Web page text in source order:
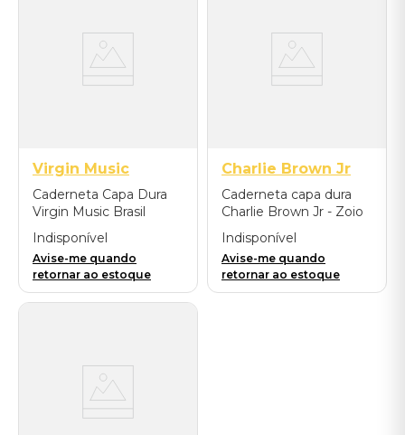
Virgin Music
Caderneta Capa Dura
Virgin Music Brasil
House of Legends -
Preta
Indisponível
Avise-me quando
retornar ao estoque
Charlie Brown Jr
Caderneta capa dura
Charlie Brown Jr - Zoio
de Lula
Indisponível
Avise-me quando
retornar ao estoque